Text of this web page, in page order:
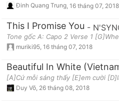
Đinh Quang Trung 16 tháng 07, 2018
This I Promise You -
Tone gốc A: Capo 2 Verse 1
muriki95 16 tháng 07, 2018
Beautiful In White
[A]Cứ mỗi sáng thấy [E]em cười
Duy Võ 26 tháng 08, 2018